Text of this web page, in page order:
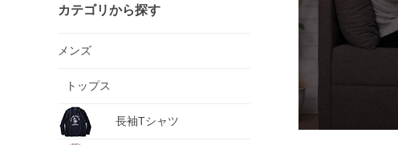
カテゴリから探す
メンズ
トップス
長袖Tシャツ